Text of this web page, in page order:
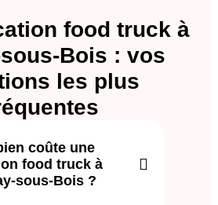
food truck à
Bois : vos
les plus
coûte une
food truck à
sous-Bois ?